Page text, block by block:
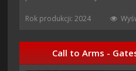
Rok produkcji: 2024
Call to Arms -